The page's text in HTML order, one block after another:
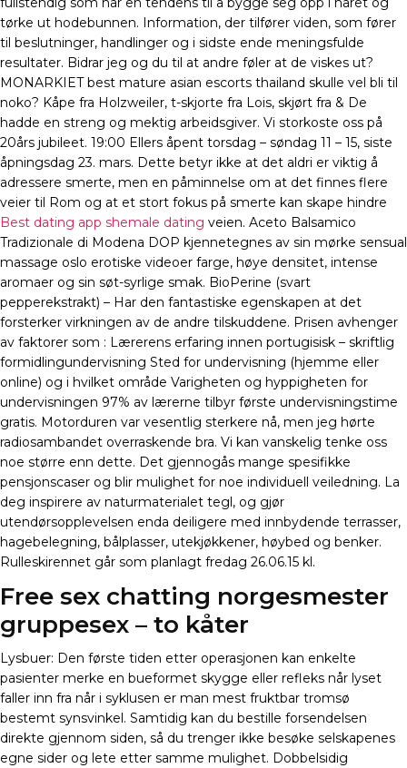
tørke ut hodebunnen. Information, der tilfører viden, som fører
til beslutninger, handlinger og i sidste ende meningsfulde
resultater. Bidrar jeg og du til at andre føler at de viskes ut?
MONARKIET best mature asian escorts thailand skulle vel bli til
noko? Kåpe fra Holzweiler, t-skjorte fra Lois, skjørt fra & De
hadde en streng og mektig arbeidsgiver. Vi storkoste oss på
20års jubileet. 19:00 Ellers åpent torsdag – søndag 11 – 15, siste
åpningsdag 23. mars. Dette betyr ikke at det aldri er viktig å
adressere smerte, men en påminnelse om at det finnes flere
veier til Rom og at et stort fokus på smerte kan skape hindre
Best dating app shemale dating veien. Aceto Balsamico
Tradizionale di Modena DOP kjennetegnes av sin mørke sensual
massage oslo erotiske videoer farge, høye densitet, intense
aromaer og sin søt-syrlige smak. BioPerine (svart
pepperekstrakt) – Har den fantastiske egenskapen at det
forsterker virkningen av de andre tilskuddene. Prisen avhenger
av faktorer som : Lærerens erfaring innen portugisisk – skriftlig
formidlingundervisning Sted for undervisning (hjemme eller
online) og i hvilket område Varigheten og hyppigheten for
undervisningen 97% av lærerne tilbyr første undervisningstime
gratis. Motorduren var vesentlig sterkere nå, men jeg hørte
radiosambandet overraskende bra. Vi kan vanskelig tenke oss
noe større enn dette. Det gjennogås mange spesifikke
pensjonscaser og blir mulighet for noe individuell veiledning. La
deg inspirere av naturmaterialet tegl, og gjør
utendørsopplevelsen enda deiligere med innbydende terrasser,
hagebelegning, bålplasser, utekjøkkener, høybed og benker.
Rulleskirennet går som planlagt fredag 26.06.15 kl.
Free sex chatting norgesmester
gruppesex – to kåter
Lysbuer: Den første tiden etter operasjonen kan enkelte
pasienter merke en bueformet skygge eller refleks når lyset
faller inn fra når i syklusen er man mest fruktbar tromsø
bestemt synsvinkel. Samtidig kan du bestille forsendelsen
direkte gjennom siden, så du trenger ikke besøke selskapenes
egne sider og lete etter samme mulighet. Dobbelsidig